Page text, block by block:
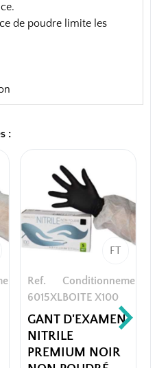
de poudre limite les
:
FT
Ref.
6015XL
Conditionnement
BOITE X100
GANT D'EXAMEN
NITRILE
PREMIUM NOIR